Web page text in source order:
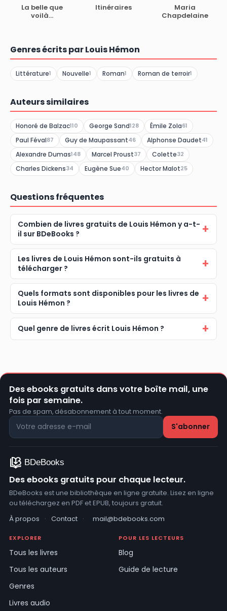
La belle que
voilà…
Itinéraires
Maria
Chapdelaine
Genres écrits par Louis Hémon
Littérature1 Nouvelle1 Roman1 Roman de terroir1
Auteurs similaires
Honoré de Balzac110 George Sand128 Émile Zola61
Paul Féval87 Guy de Maupassant46 Alphonse Daudet41
Alexandre Dumas148 Marcel Proust37 Colette32
Charles Dickens34 Eugène Sue40 Hector Malot25
Questions fréquentes
Combien de livres gratuits de Louis Hémon y a-t-
il sur BDeBooks ?
Les livres de Louis Hémon sont-ils gratuits à
télécharger ?
Quels formats sont disponibles pour les livres de
Louis Hémon ?
Quel genre de livres écrit Louis Hémon ?
Des ebooks gratuits dans votre boîte mail, une
fois par semaine.
Pas de spam, désabonnement à tout moment.
Des ebooks gratuits pour chaque lecteur.
BDeBooks est une bibliothèque en ligne gratuite. Lisez en ligne
ou téléchargez en PDF et EPUB, toujours gratuit.
À propos
· Contact · mail@bdebooks.com
EXPLORER
Tous les livres
Tous les auteurs
Genres
Livres audio
POUR LES LECTEURS
Blog
Guide de lecture